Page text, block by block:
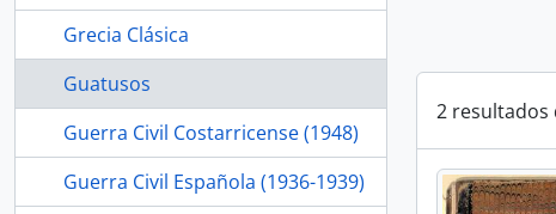
Grecia Clásica
Guatusos
Guerra Civil Costarricense (1948)
Guerra Civil Española (1936-1939)
2 resultados